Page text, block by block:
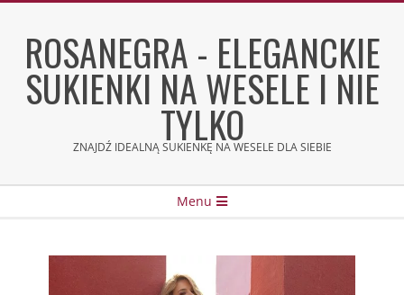
contentROSANEGRA - ELEGANCKIE
SUKIENKI NA WESELE I NIE
TYLKO
ZNAJDŹ IDEALNĄ SUKIENKĘ NA WESELE DLA SIEBIE
Menu